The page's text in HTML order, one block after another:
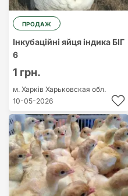
ПРОДАЖ
Інкубаційні яйця індика БІГ
6
1 грн.
м. Харків Харьковская обл.
10-05-2026